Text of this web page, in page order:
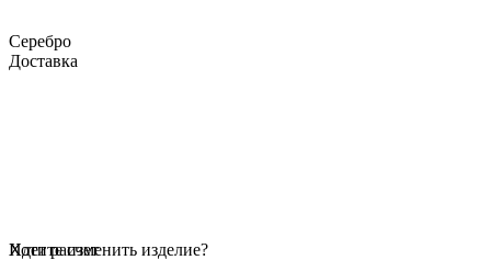
Серебро
Доставка
Идет расчет
Хотите изменить изделие?